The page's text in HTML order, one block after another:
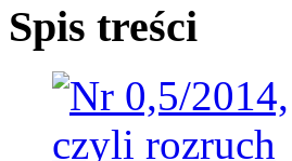
Spis treści